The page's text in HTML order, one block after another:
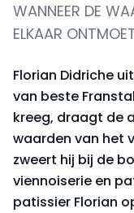
WANNEER DE
ELKAAR
Florian Didriche
van beste
kreeg, draagt de
waarden van het
zweert hij bij de
viennoiserie en
patissier Florian